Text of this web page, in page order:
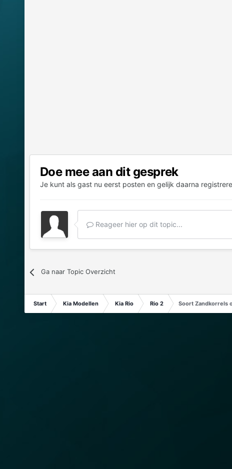
Doe mee aan dit gesprek
Je kunt als gast nu eerst posten en gelijk daarna
Reageer hier op dit topic...
Ga naar Topic Overzicht
Start Kia Modellen Kia Rio Rio 2 Soort Zandkorrels